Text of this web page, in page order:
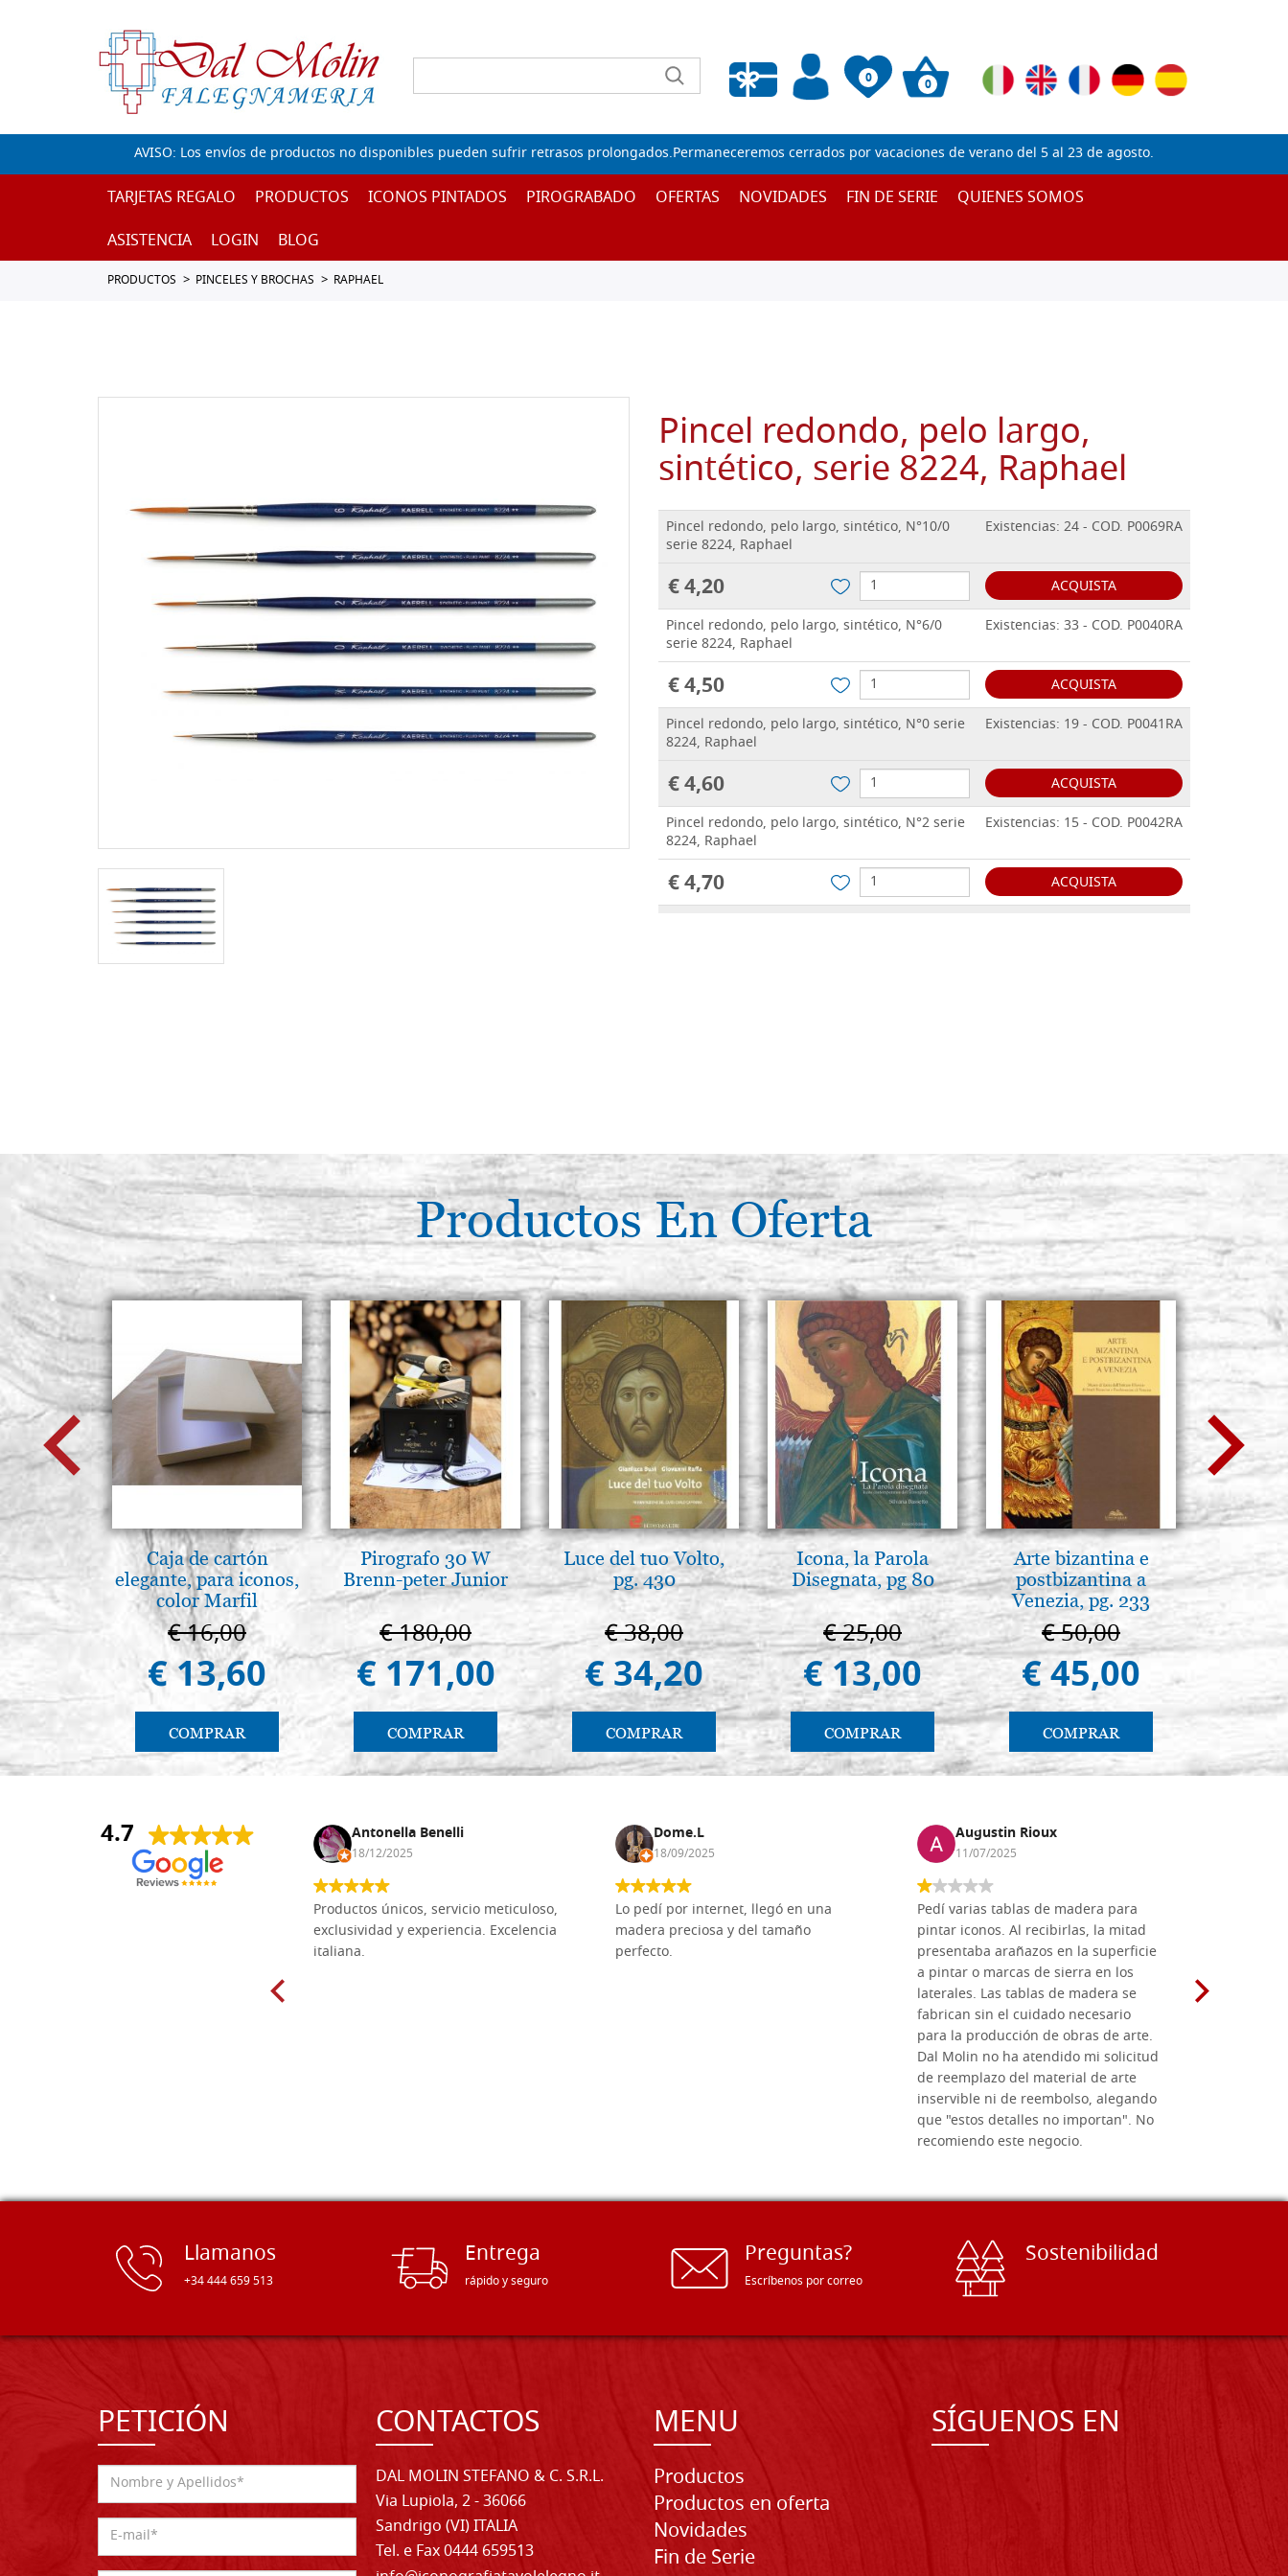
0
Lista de deseos vacía
0
AVISO: Los envíos de productos no disponibles pueden sufrir retrasos prolongados.Permaneceremos cerrados por vacaciones de verano del 5 al 23 de agosto.
TARJETAS REGALO PRODUCTOS ICONOS PINTADOS PIROGRABADO OFERTAS NOVIDADES FIN DE SERIE
QUIENES SOMOS
ASISTENCIA
LOGIN BLOG
PRODUCTOS PINCELES Y BROCHAS RAPHAEL
Pincel redondo, pelo largo,
sintético, serie 8224, Raphael
Pincel redondo, pelo largo, sintético, N°10/0
serie 8224, Raphael
Existencias: 24 - COD. P0069RA
€ 4,20
ACQUISTA
Pincel redondo, pelo largo, sintético, N°6/0
serie 8224, Raphael
Existencias: 33 - COD. P0040RA
€ 4,50
ACQUISTA
Pincel redondo, pelo largo, sintético, N°0 serie
8224, Raphael
Existencias: 19 - COD. P0041RA
€ 4,60
ACQUISTA
Pincel redondo, pelo largo, sintético, N°2 serie
8224, Raphael
Existencias: 15 - COD. P0042RA
€ 4,70
ACQUISTA
Productos En Oferta
Caja de cartón
elegante, para iconos,
color Marfil
€ 16,00
€ 13,60
COMPRAR
Pirografo 30 W
Brenn-peter Junior
€ 180,00
€ 171,00
COMPRAR
Luce del tuo Volto,
pg. 430
€ 38,00
€ 34,20
COMPRAR
Icona, la Parola
Disegnata, pg 80
€ 25,00
€ 13,00
COMPRAR
Arte bizantina e
postbizantina a
Venezia, pg. 233
€ 50,00
€ 45,00
COMPRAR
La
The
€
4.7
Anna Maria Negri Antonella Benelli
18/12/2025
Productos únicos, servicio meticuloso,
exclusividad y experiencia. Excelencia
italiana.
Dome.L
18/09/2025
Lo pedí por internet, llegó en una
madera preciosa y del tamaño
perfecto.
Augustin Rioux
11/07/2025
Pedí varias tablas de madera para
pintar iconos. Al recibirlas, la mitad
presentaba arañazos en la superficie
a pintar o marcas de sierra en los
laterales. Las tablas de madera se
fabrican sin el cuidado necesario
para la producción de obras de arte.
Dal Molin no ha atendido mi solicitud
de reemplazo del material de arte
inservible ni de reembolso, alegando
que "estos detalles no importan". No
recomiendo este negocio.
Llamanos
+34 444 659 513
Entrega
rápido y seguro
Preguntas?
Escríbenos por correo
Sostenibilidad
PETICIÓN CONTACTOS
DAL MOLIN STEFANO & C. S.R.L.
Via Lupiola, 2 - 36066
Sandrigo (VI) ITALIA
Tel. e Fax 0444 659513
MENU
Productos
Productos en oferta
Novidades
Fin de Serie
SÍGUENOS EN